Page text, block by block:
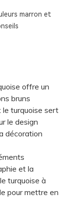
marron et
offre un
bruns
turquoise sert
le design
décoration
et la
turquoise à
pour mettre en